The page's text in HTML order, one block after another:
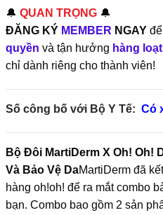
🔔 QUAN TRỌNG 🔔
ĐĂNG KÝ MEMBER NGAY để
quyền và tận hưởng hàng
chỉ dành riêng cho thành viên!
Số công bố với Bộ Y Tế: Có
Bộ Đôi MartiDerm X Oh! Oh!
Và Bảo Vệ DaMartiDerm đã
hàng oh!oh! để ra mắt combo
bạn. Combo bao gồm 2 sản